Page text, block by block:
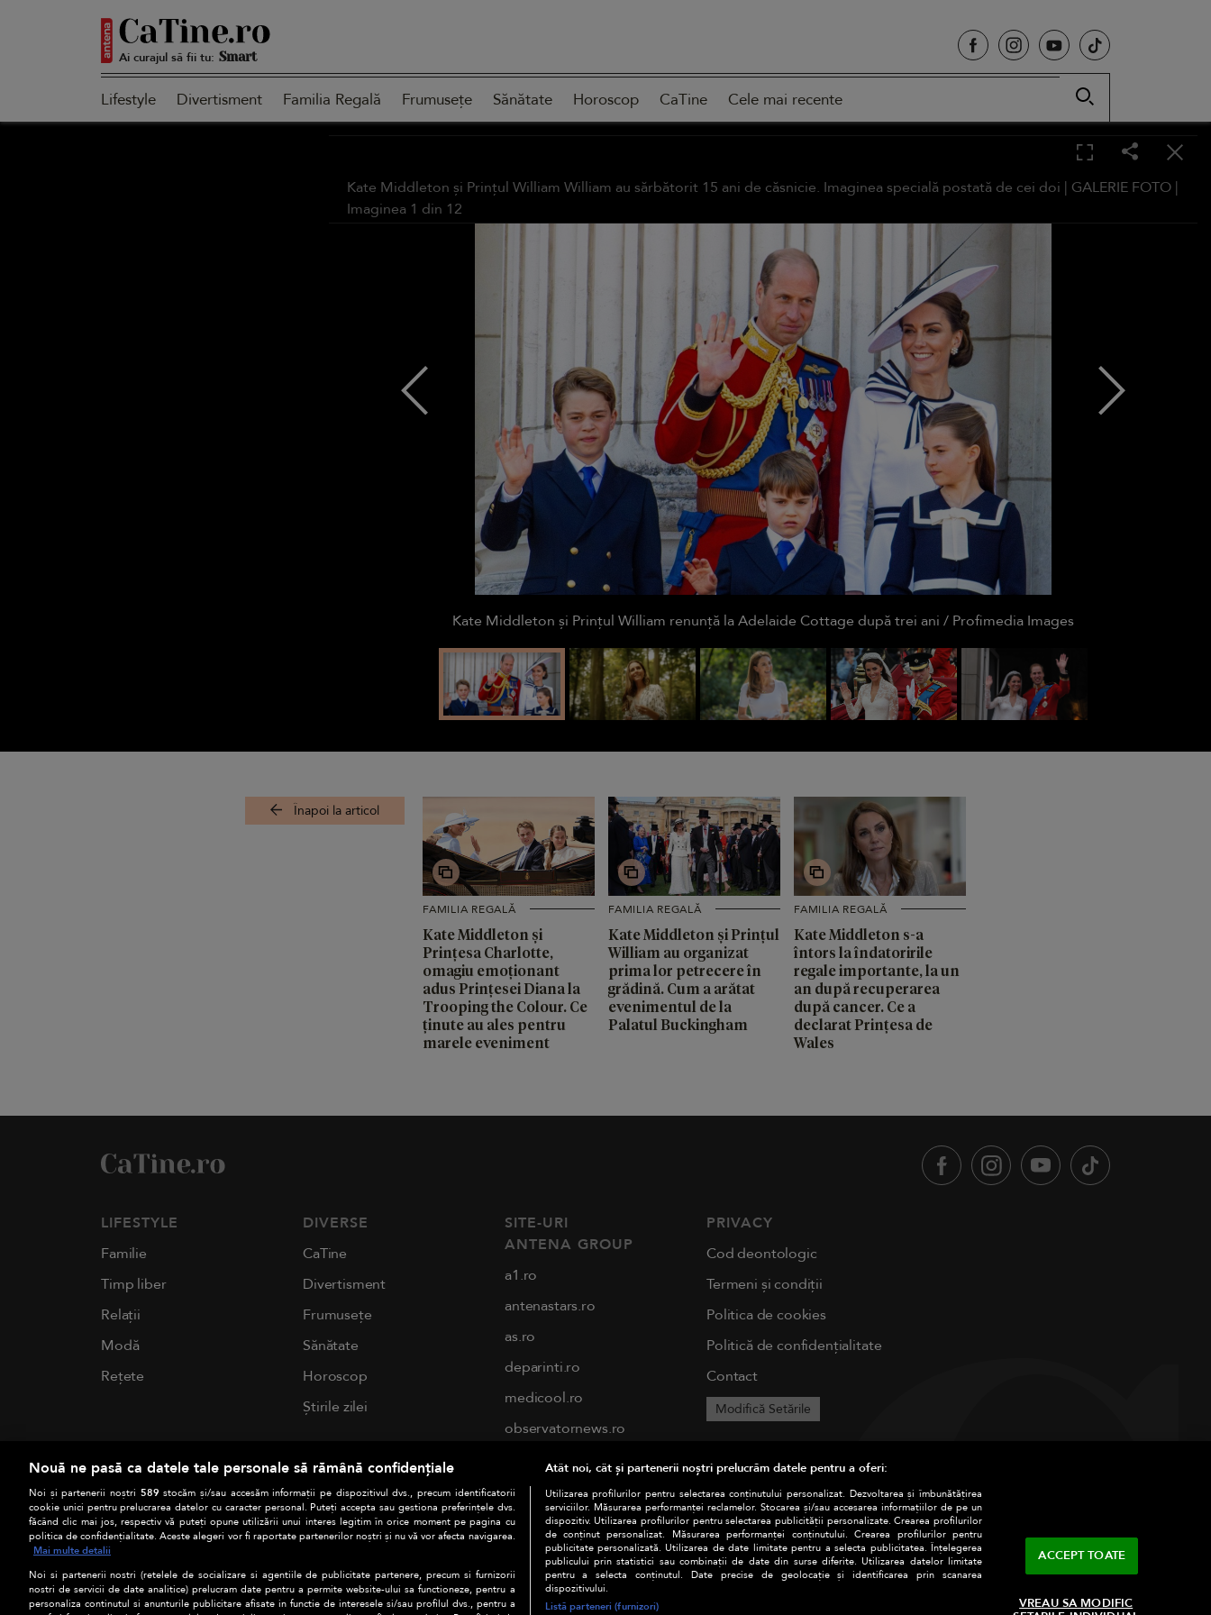
Ai curajul să fii tu: Smart
Lifestyle Divertisment Familia Regală Frumusețe Sănătate Horoscop CaTine Cele mai recente
Kate Middleton și Prințul William William au sărbătorit 15 ani de căsnicie. Imaginea specială postată de cei doi | GALERIE FOTO |
Imaginea 1 din 12
Kate Middleton și Prințul William renunță la Adelaide Cottage după trei ani / Profimedia Images
Înapoi la articol
FAMILIA REGALĂ
Kate Middleton și
Prințesa Charlotte,
omagiu emoționant
adus Prințesei Diana la
Trooping the Colour. Ce
ținute au ales pentru
marele eveniment
FAMILIA REGALĂ
Kate Middleton și Prințul
William au organizat
prima lor petrecere în
grădină. Cum a arătat
evenimentul de la
Palatul Buckingham
FAMILIA REGALĂ
Kate Middleton s-a
întors la îndatoririle
regale importante, la un
an după recuperarea
după cancer. Ce a
declarat Prințesa de
Wales
LIFESTYLE
Familie
Timp liber
Relații
Modă
Rețete
DIVERSE
CaTine
Divertisment
Frumusețe
Sănătate
Horoscop
Știrile zilei
SITE-URI
ANTENA GROUP
a1.ro
antenastars.ro
as.ro
deparinti.ro
medicool.ro
observatornews.ro
spynews.ro
tvhappy.ro
useit.ro
chefi.ro
zutv.ro
PRIVACY
Cod deontologic
Termeni și condiții
Politica de cookies
Politică de confidențialitate
Contact
Modifică Setările
Nouă ne pasă ca datele tale personale să rămână confidențiale
Noi și partenerii noștri 589 stocăm și/sau accesăm informații pe dispozitivul dvs., precum identificatorii
cookie unici pentru prelucrarea datelor cu caracter personal. Puteți accepta sau gestiona preferințele dvs.
făcând clic mai jos, respectiv vă puteți opune utilizării unui interes legitim în orice moment pe pagina cu
politica de confidențialitate. Aceste alegeri vor fi raportate partenerilor noștri și nu vă vor afecta navigarea.
Mai multe detalii
Noi si partenerii nostri (retelele de socializare si agentiile de publicitate partenere, precum si furnizorii
nostri de servicii de date analitice) prelucram date pentru a permite website-ului sa functioneze, pentru a
personaliza continutul si anunturile publicitare afisate in functie de interesele si/sau profilul dvs., pentru a
Atât noi, cât și partenerii noștri prelucrăm datele pentru a oferi:
Utilizarea profilurilor pentru selectarea conținutului personalizat. Dezvoltarea și îmbunătățirea
serviciilor. Măsurarea performanței reclamelor. Stocarea și/sau accesarea informațiilor de pe un
dispozitiv. Utilizarea profilurilor pentru selectarea publicității personalizate. Crearea profilurilor
de conținut personalizat. Măsurarea performanței conținutului. Crearea profilurilor pentru
publicitate personalizată. Utilizarea de date limitate pentru a selecta publicitatea. Înțelegerea
publicului prin statistici sau combinații de date din surse diferite. Utilizarea datelor limitate
pentru a selecta conținutul. Date precise de geolocație și identificarea prin scanarea
dispozitivului.
Listă parteneri (furnizori)
ACCEPT TOATE
VREAU SA MODIFIC